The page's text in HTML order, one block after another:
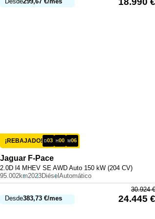
¡REBAJADO! D03 H00 M06
Jaguar F-Pace
2.0D l4 MHEV SE AWD Auto 150 kW (204 CV)
95.002km2023Diésel Automático
Desde383,73 €/mes
30.924€
24.445 €